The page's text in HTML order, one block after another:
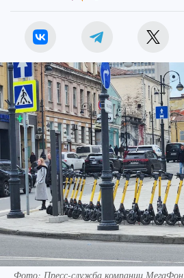
Фото: Пресс-служба компании МегаФон